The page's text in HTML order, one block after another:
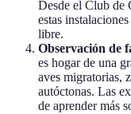
Desde el Club de
estas
libre.
Observación de
es hogar de una
aves migratorias,
autóctonas. Las
de aprender más